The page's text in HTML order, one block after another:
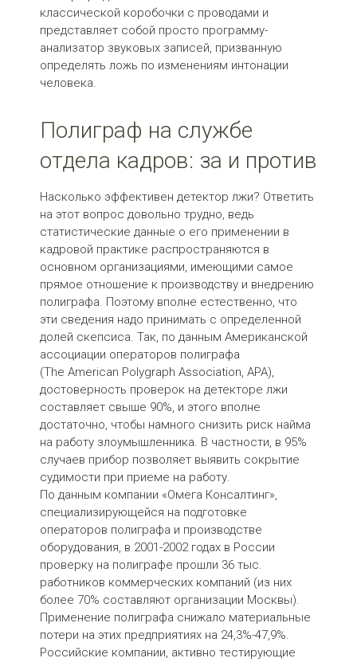
классической коробочки с проводами и
представляет собой просто программу-
анализатор звуковых записей, призванную
определять ложь по изменениям интонации
человека.
Полиграф на службе
отдела кадров: за и против
Насколько эффективен детектор лжи? Ответить
на этот вопрос довольно трудно, ведь
статистические данные о его применении в
кадровой практике распространяются в
основном организациями, имеющими самое
прямое отношение к производству и внедрению
полиграфа. Поэтому вполне естественно, что
эти сведения надо принимать с определенной
долей скепсиса. Так, по данным Американской
ассоциации операторов полиграфа
(The American Polygraph Association, APA),
достоверность проверок на детекторе лжи
составляет свыше 90%, и этого вполне
достаточно, чтобы намного снизить риск найма
на работу злоумышленника. В частности, в 95%
случаев прибор позволяет выявить сокрытие
судимости при приеме на работу.
По данным компании «Омега Консалтинг»,
специализирующейся на подготовке
операторов полиграфа и производстве
оборудования, в 2001-2002 годах в России
проверку на полиграфе прошли 36 тыс.
работников коммерческих компаний (из них
более 70% составляют организации Москвы).
Применение полиграфа снижало материальные
потери на этих предприятиях на 24,3%-47,9%.
Российские компании, активно тестирующие